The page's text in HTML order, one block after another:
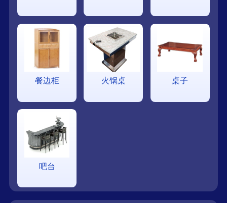
餐边柜 火锅桌 桌子
吧台